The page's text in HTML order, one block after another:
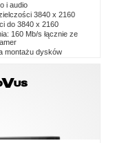
i audio
3840 x 2160
do 3840 x 2160
160 Mb/s łącznie ze
montażu dysków